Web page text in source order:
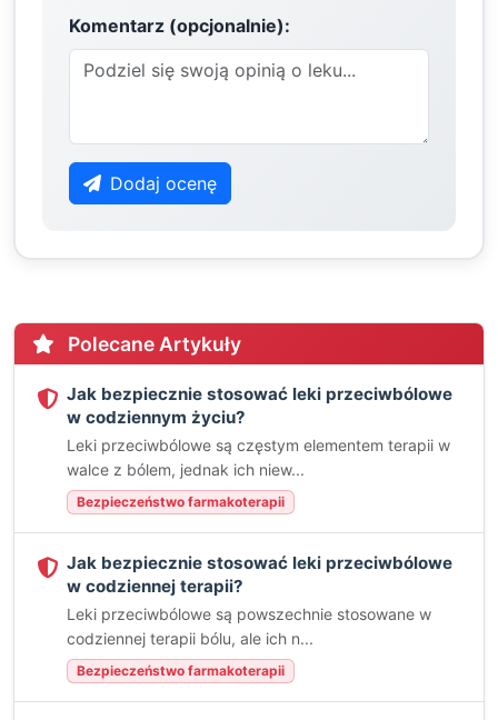
Komentarz (opcjonalnie):
Dodaj ocenę
Polecane Artykuły
Jak bezpiecznie stosować leki przeciwbólowe
w codziennym życiu?
Leki przeciwbólowe są częstym elementem terapii w
walce z bólem, jednak ich niew...
Bezpieczeństwo farmakoterapii
Jak bezpiecznie stosować leki przeciwbólowe
w codziennej terapii?
Leki przeciwbólowe są powszechnie stosowane w
codziennej terapii bólu, ale ich n...
Bezpieczeństwo farmakoterapii